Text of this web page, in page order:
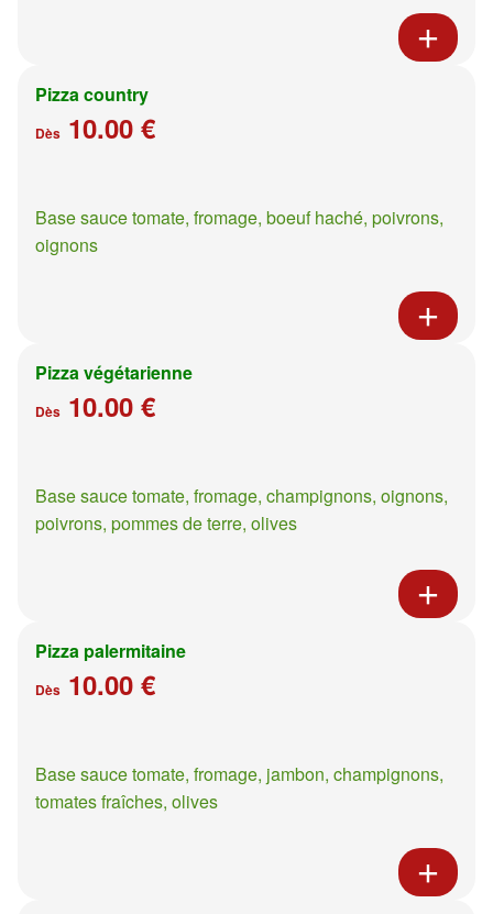
Pizza country
Dès 10.00 €
Base sauce tomate, fromage, boeuf haché, poivrons,
oignons
Pizza végétarienne
Dès 10.00 €
Base sauce tomate, fromage, champignons, oignons,
poivrons, pommes de terre, olives
Pizza palermitaine
Dès 10.00 €
Base sauce tomate, fromage, jambon, champignons,
tomates fraîches, olives